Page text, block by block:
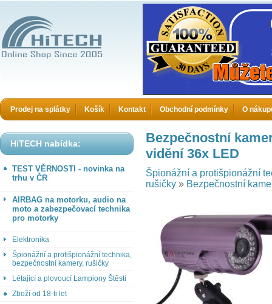
Prodej na splátky Košík Kontakt Obchodní podmínky O
HiTECH nabídka:
TEST VĚRNOSTI - novinka na
trhu v ČR
AIRBAG na motorku, audio na
moto a zabezpečovací technika
pro motorky
Elektronika
Špionážní a protišpionážní technika,
bezpečnostní kamery, rušičky
Létající a plovoucí Lampiony Štěstí
Zboží od 18-ti let
Bezpečnostní
vidění 36x LED
Špionážní a protišpionážní
rušičky » Bezpečnostní